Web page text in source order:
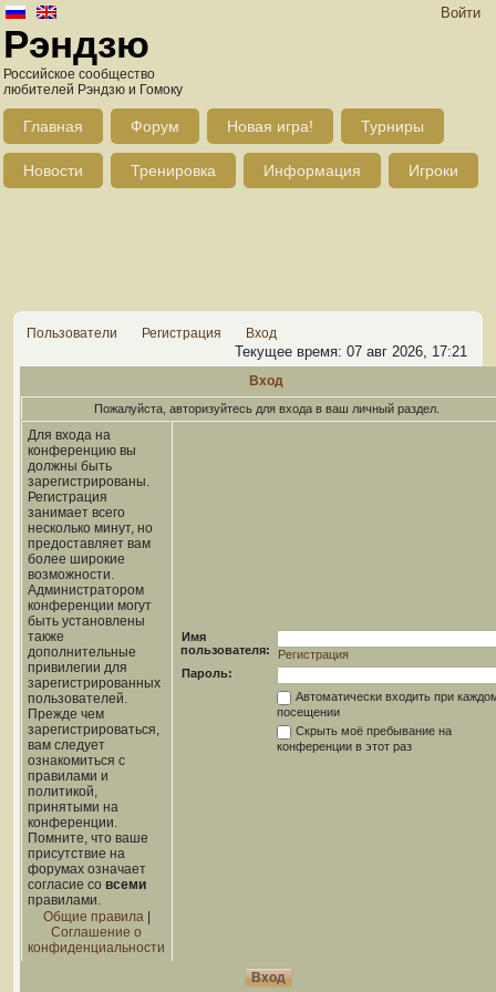
Войти
Рэндзю
Российское сообщество
любителей Рэндзю и Гомоку
Главная Форум Новая игра! Турниры
Новости Тренировка Информация Игроки
Пользователи Регистрация Вход
Текущее время: 07 авг 2026, 17:21
Вход
Пожалуйста, авторизуйтесь для входа в ваш личный раздел.
Для входа на
конференцию вы
должны быть
зарегистрированы.
Регистрация
занимает всего
несколько минут, но
предоставляет вам
более широкие
возможности.
Администратором
конференции могут
быть установлены
также
дополнительные
привилегии для
зарегистрированных
пользователей.
Прежде чем
зарегистрироваться,
вам следует
ознакомиться с
правилами и
политикой,
принятыми на
конференции.
Помните, что ваше
присутствие на
форумах означает
согласие со всеми
правилами.
Общие правила|
Соглашение о
конфиденциальности
Имя
пользователя:
Регистрация
Пароль:
Автоматически входить при
посещении
Скрыть моё пребывание на
конференции в этот раз